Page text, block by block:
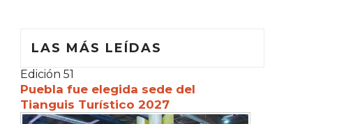
LAS MÁS LEÍDAS
Edición 51
Puebla fue elegida sede del
Tianguis Turístico 2027